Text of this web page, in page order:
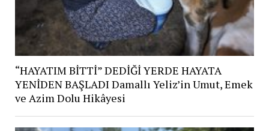
“HAYATIM BİTTİ” DEDİĞİ YERDE HAYATA
YENİDEN BAŞLADI Damallı Yeliz’in Umut, Emek
ve Azim Dolu Hikâyesi